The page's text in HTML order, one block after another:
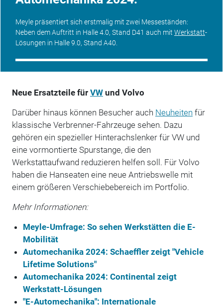
Meyle präsentiert sich erstmalig mit zwei Messeständen:
Neben dem Auftritt in Halle 4.0, Stand D41 auch mit Werkstatt-
Lösungen in Halle 9.0, Stand A40.
Neue Ersatzteile für VWund Volvo
Darüber hinaus können Besucher auch Neuheiten für
klassische Verbrenner-Fahrzeuge sehen. Dazu
gehören ein spezieller Hinterachslenker für VW und
eine vormontierte Spurstange, die den
Werkstattaufwand reduzieren helfen soll. Für Volvo
haben die Hanseaten eine neue Antriebswelle mit
einem größeren Verschiebebereich im Portfolio.
Mehr Informationen:
Meyle-Umfrage: So sehen Werkstätten die E-
Mobilität
Automechanika 2024: Schaeffler zeigt "Vehicle
Lifetime Solutions"
Automechanika 2024: Continental zeigt
Werkstatt-Lösungen
"E-Automechanika": Internationale